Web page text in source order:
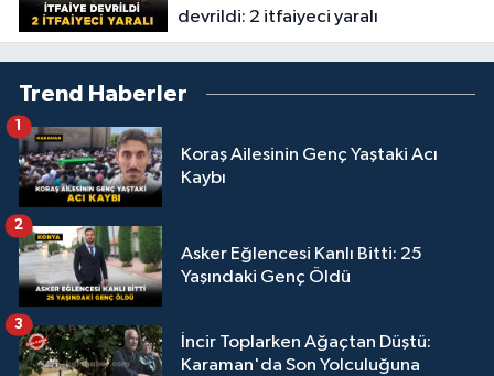
devrildi: 2 itfaiyeci yaralı
Trend Haberler
Koraş Ailesinin Genç Yaştaki Acı
Kaybı
1
Asker Eğlencesi Kanlı Bitti: 25
Yaşındaki Genç Öldü
2
İncir Toplarken Ağaçtan Düştü:
Karaman'da Son Yolculuğuna
3